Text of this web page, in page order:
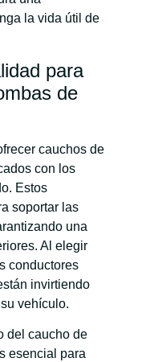
la vida útil de
para
de
cauchos de
con los
Estos
soportar las
una
Al elegir
conductores
invirtiendo
vehículo.
del caucho de
esencial para